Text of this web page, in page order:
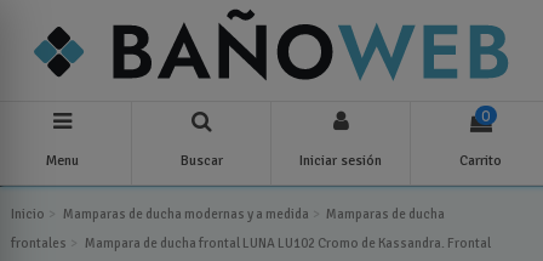
Menu Buscar Iniciar sesión
0
Carrito
Inicio Mamparas de ducha modernas y a medida
Mamparas de ducha
frontales
Mampara de ducha frontal LUNA LU102 Cromo de Kassandra. Frontal